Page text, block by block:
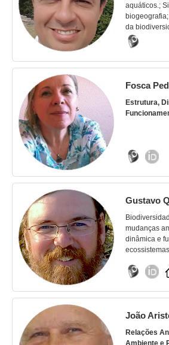
aquáticos.;
da
Fosca
Estrutura,
Gustavo
mudanças
dinâmica e
ecossistemas
João
Relações